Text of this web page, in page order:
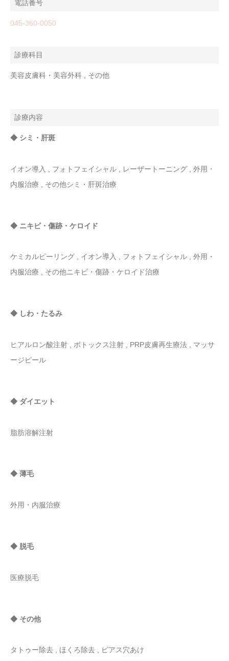
電話番号
045-360-0050
診療科目
美容皮膚科・美容外科 , その他
診療内容
◆ シミ・肝斑
イオン導入 , フォトフェイシャル , レーザートーニング , 外用・
内服治療 , その他シミ・肝斑治療
◆ ニキビ・傷跡・ケロイド
ケミカルピーリング , イオン導入 , フォトフェイシャル , 外用・
内服治療 , その他ニキビ・傷跡・ケロイド治療
◆ しわ・たるみ
ヒアルロン酸注射 , ボトックス注射 , PRP皮膚再生療法 , マッサ
ージピール
◆ ダイエット
脂肪溶解注射
◆ 薄毛
外用・内服治療
◆ 脱毛
医療脱毛
◆ その他
タトゥー除去 , ほくろ除去 , ピアス穴あけ